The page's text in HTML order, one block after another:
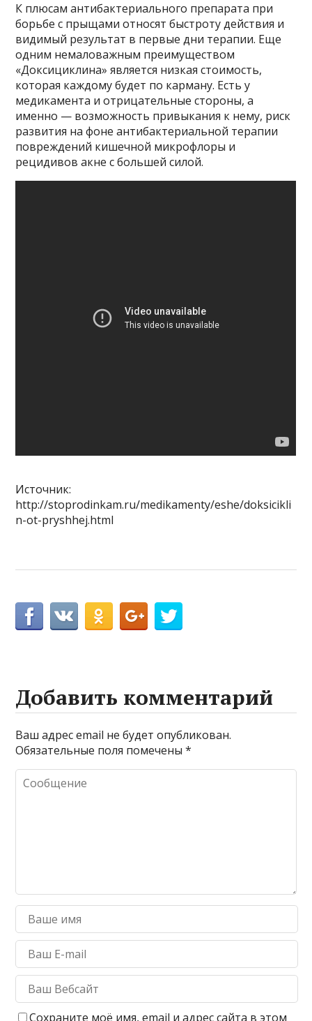
К плюсам антибактериального препарата при
борьбе с прыщами относят быстроту действия и
видимый результат в первые дни терапии. Еще
одним немаловажным преимуществом
«Доксициклина» является низкая стоимость,
которая каждому будет по карману. Есть у
медикамента и отрицательные стороны, а
именно — возможность привыкания к нему, риск
развития на фоне антибактериальной терапии
повреждений кишечной микрофлоры и
рецидивов акне с большей силой.
Источник:
http://stoprodinkam.ru/medikamenty/eshe/doksicikli
n-ot-pryshhej.html
Добавить комментарий
Ваш адрес email не будет опубликован.
Обязательные поля помечены*
Сохраните моё имя, email и адрес сайта в этом